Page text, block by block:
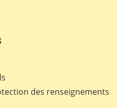
des renseignements